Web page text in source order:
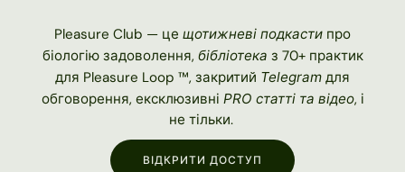
Pleasure Club — це щотижневі подкасти про
біологію задоволення, бібліотека з 70+ практик
для Pleasure Loop ™, закритий Telegram для
обговорення, ексклюзивні PRO статті та відео, і
не тільки.
ВІДКРИТИ ДОСТУП